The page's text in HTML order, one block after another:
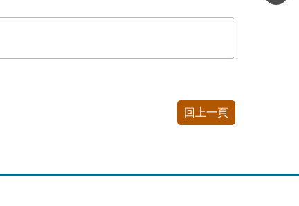
回上一頁